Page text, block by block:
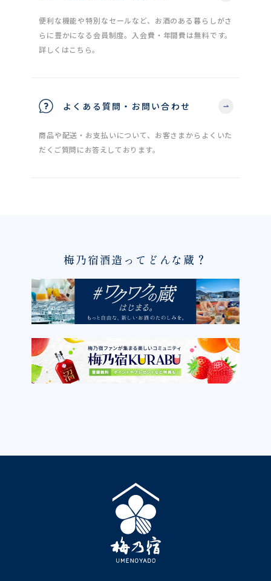
便利な機能や特別なセールなど、お酒のある暮らしがさ
らに豊かになる会員制度。入会費・年間費は無料です。
詳しくはこちら。
よくある質問・お問い合わせ
商品や配送・お支払いについて、お客さまからよくいた
だくご質問にお答えしております。
梅乃宿酒造ってどんな蔵？